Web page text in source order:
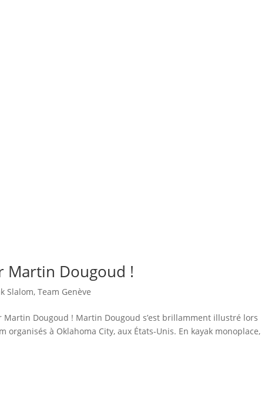
Martin Dougoud !
Slalom,Team Genève
Dougoud ! Martin Dougoud s’est brillamment illustré lors
à Oklahoma City, aux États-Unis. En kayak monoplace,